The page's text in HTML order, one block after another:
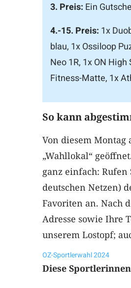
3. Preis: Ein
4.-15. Preis: 1x
blau, 1x Ossiloop
Neo 1R, 1x ON
Fitness-Matte, 1x
So kann
Von diesem Montag
„Wahllokal“
ganz einfach:
deutschen Netzen)
Favoriten an. Nach
Adresse sowie Ihre
unserem Lostopf;
OZ-Sportlerwahl 2024
Diese